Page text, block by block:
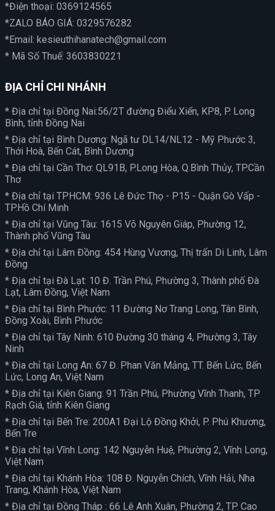
*Điện thoại: 0369124565
*ZALO BÁO GIÁ: 0329576282
*Email: kesieuthihanatech@gmail.com
* Mã Số Thuế: 3603830221
ĐỊA CHỈ CHI NHÁNH
* Địa chỉ tại Đồng Nai:56/2T đường Điểu Xiển, KP8, P. Long
Bình, tỉnh Đồng Nai
* Địa chỉ tại Bình Dương: Ngã tư DL14/NL12 - Mỹ Phước 3,
Thới Hoà, Bến Cát, Bình Dương
* Địa chỉ tại Cần Thơ: QL91B, P.Long Hòa, Q.Bình Thủy, TP.Cần
Thơ
* Địa chỉ tại TPHCM: 936 Lê Đức Thọ - P15 - Quận Gò Vấp -
TP.Hồ Chí Minh
* Địa chỉ tại Vũng Tàu: 1615 Võ Nguyên Giáp, Phường 12,
Thành phố Vũng Tàu
* Địa chỉ tại Lâm Đồng: 454 Hùng Vương, Thị trấn Di Linh, Lâm
Đồng
* Địa chỉ tại Đà Lạt: 10 Đ. Trần Phú, Phường 3, Thành phố Đà
Lạt, Lâm Đồng, Việt Nam
* Địa chỉ tại Bình Phước: 11 Đường Nơ Trang Long, Tân Bình,
Đồng Xoài, Bình Phước
* Địa chỉ tại Tây Ninh: 610 Đường 30 tháng 4, Phường 3, Tây
Ninh
* Địa chỉ tại Long An: 67 Đ. Phan Văn Mảng, TT. Bến Lức, Bến
Lức, Long An, Việt Nam
* Địa chỉ tại Kiên Giang: 91 Trần Phú, Phường Vĩnh Thanh, TP
Rạch Giá, tỉnh Kiên Giang
* Địa chỉ tại Bến Tre: 200A1 Đại Lộ Đồng Khởi, P. Phú Khương,
Bến Tre
* Địa chỉ tại Vĩnh Long: 142 Nguyễn Huệ, Phường 2, Vĩnh Long,
Việt Nam
* Địa chỉ tại Khánh Hòa: 108 Đ. Nguyễn Chích, Vĩnh Hải, Nha
Trang, Khánh Hòa, Việt Nam
* Địa chỉ tại Đồng Tháp : 66 Lê Anh Xuân, Phường 2, TP. Cao